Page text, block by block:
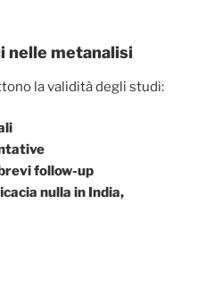
nelle metanalisi
la validità degli studi:
follow-up
nulla in India,